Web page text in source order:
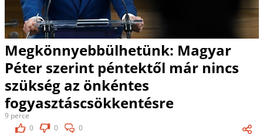
Megkönnyebbülhetünk: Magyar
Péter szerint péntektől már nincs
szükség az önkéntes
fogyasztáscsökkentésre
9 perce
0
0 0